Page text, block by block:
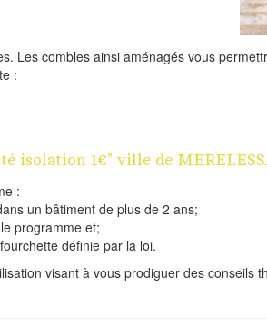
Les combles ainsi aménagés vous
:
isolation 1€" ville de
:
un bâtiment de plus de 2 ans;
programme et;
définie par la loi.
visant à vous prodiguer des conseils